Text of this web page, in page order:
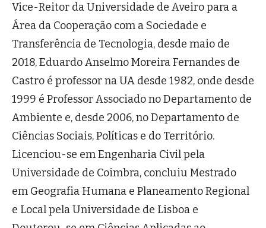
Vice-Reitor da Universidade de Aveiro para a
Área da Cooperação com a Sociedade e
Transferência de Tecnologia, desde maio de
2018, Eduardo Anselmo Moreira Fernandes de
Castro é professor na UA desde 1982, onde desde
1999 é Professor Associado no Departamento de
Ambiente e, desde 2006, no Departamento de
Ciências Sociais, Políticas e do Território.
Licenciou-se em Engenharia Civil pela
Universidade de Coimbra, concluiu Mestrado
em Geografia Humana e Planeamento Regional
e Local pela Universidade de Lisboa e